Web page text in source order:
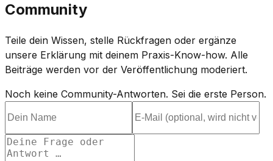
Community
Teile dein Wissen, stelle Rückfragen oder ergänze
unsere Erklärung mit deinem Praxis-Know-how. Alle
Beiträge werden vor der Veröffentlichung moderiert.
Noch keine Community-Antworten. Sei die erste Person.